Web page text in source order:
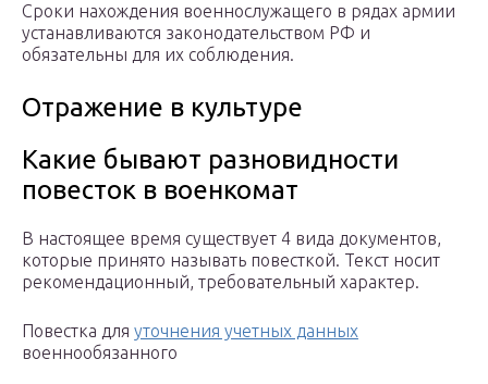
Сроки нахождения военнослужащего в рядах армии
устанавливаются законодательством РФ и
обязательны для их соблюдения.
Отражение в культуре
Какие бывают разновидности
повесток в военкомат
В настоящее время существует 4 вида документов,
которые принято называть повесткой. Текст носит
рекомендационный, требовательный характер.
Повестка для уточнения учетных данных
военнообязанного